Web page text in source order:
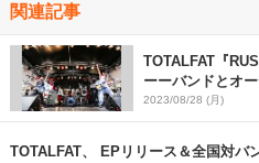
関連記事
TOTALFAT『
ーーバンドとオ
突破と灼熱アクト
2023/08/28 (月)
TOTALFAT、 EPリリース＆全国対バ